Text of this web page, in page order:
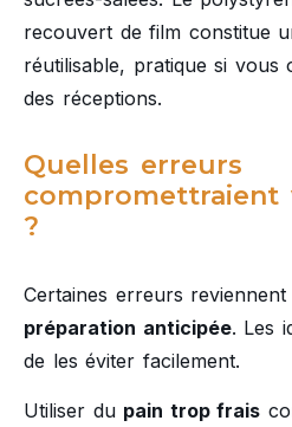
recouvert de film constitue
réutilisable, pratique si vous
des réceptions.
Quelles erreurs
compromettraient
?
Certaines erreurs
préparation anticipée. Les
de les éviter facilement.
Utiliser du pain trop frais